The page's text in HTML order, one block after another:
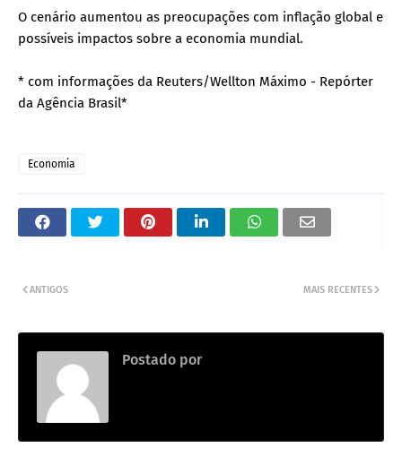
O cenário aumentou as preocupações com inflação global e
possíveis impactos sobre a economia mundial.
* com informações da Reuters/Wellton Máximo - Repórter
da Agência Brasil*
Economia
MAIS RECENTES
ANTIGOS
Postado por